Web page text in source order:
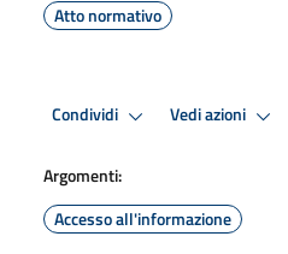
Atto normativo
Condividi Vedi azioni
Argomenti:
Accesso all'informazione